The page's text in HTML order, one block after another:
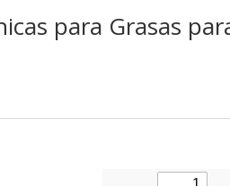
para Grasas